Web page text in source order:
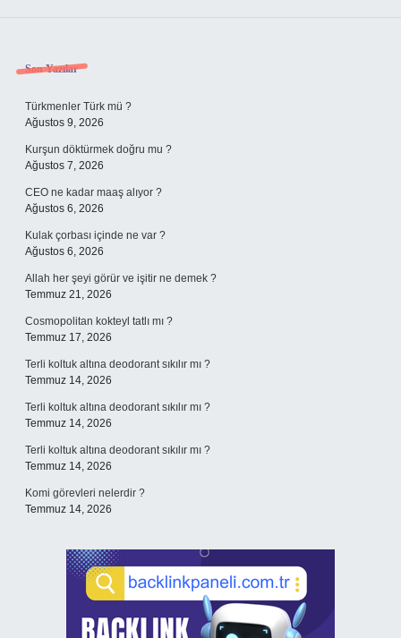
Sidebar
Son Yazılar
Türkmenler Türk mü ?
Ağustos 9, 2026
Kurşun döktürmek doğru mu ?
Ağustos 7, 2026
CEO ne kadar maaş alıyor ?
Ağustos 6, 2026
Kulak çorbası içinde ne var ?
Ağustos 6, 2026
Allah her şeyi görür ve işitir ne demek ?
Temmuz 21, 2026
Cosmopolitan kokteyl tatlı mı ?
Temmuz 17, 2026
Terli koltuk altına deodorant sıkılır mı ?
Temmuz 14, 2026
Terli koltuk altına deodorant sıkılır mı ?
Temmuz 14, 2026
Terli koltuk altına deodorant sıkılır mı ?
Temmuz 14, 2026
Komi görevleri nelerdir ?
Temmuz 14, 2026